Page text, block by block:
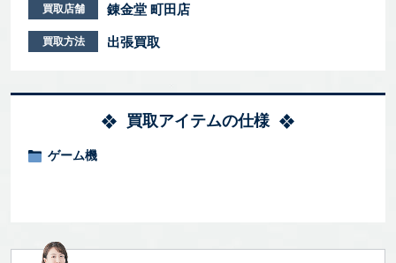
買取店舗 錬金堂 町田店
買取方法 出張買取
買取アイテムの仕様
ゲーム機